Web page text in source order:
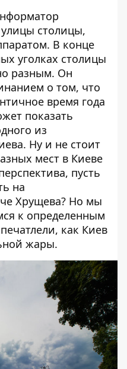
столицы,
В конце
уголках столицы
разным. Он
о том, что
время года
показать
из
. Ну и не стоит
мест в Киеве
пусть
на
Хрущева? Но мы
к определенным
как Киев
жары.